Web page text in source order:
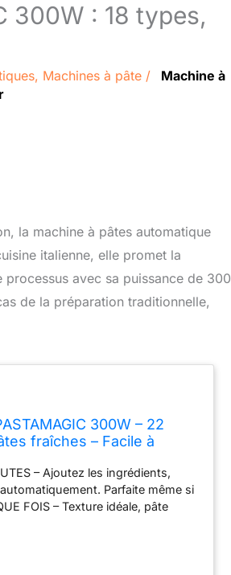
300W : 18 types,
, Machines à pâte /
Machine à
la machine à pâtes automatique
italienne, elle promet la
avec sa puissance de 300
de la préparation traditionnelle,
300W – 22
fraîches – Facile à
– Ajoutez les ingrédients,
Parfaite même si
FOIS – Texture idéale, pâte
ravioli et bien plus. Une